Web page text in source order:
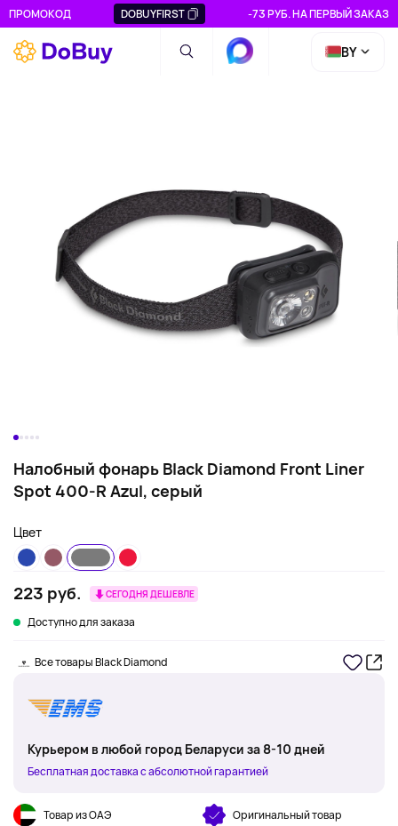
ПРОМОКОД DOBUYFIRST -73 РУБ. НА ПЕРВЫЙ ЗАКАЗ
BY
Налобный фонарь Black Diamond Front Liner
Spot 400-R Azul, серый
Цвет
223 руб. СЕГОДНЯ ДЕШЕВЛЕ
Доступно для заказа
Все товары Black Diamond
Курьером в любой город Беларуси за 8-10 дней
Бесплатная доставка с абсолютной гарантией
Товар из ОАЭ Оригинальный товар